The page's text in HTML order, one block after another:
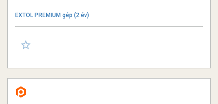
EXTOL PREMIUM gép (2 év)